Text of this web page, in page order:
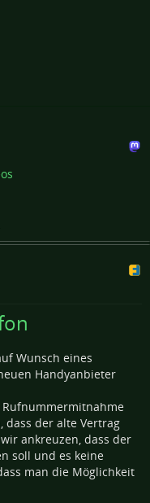
Wunsch eines
Handyanbieter
dass der alte Vertrag
ankreuzen, dass der
soll und es keine
man die Möglichkeit